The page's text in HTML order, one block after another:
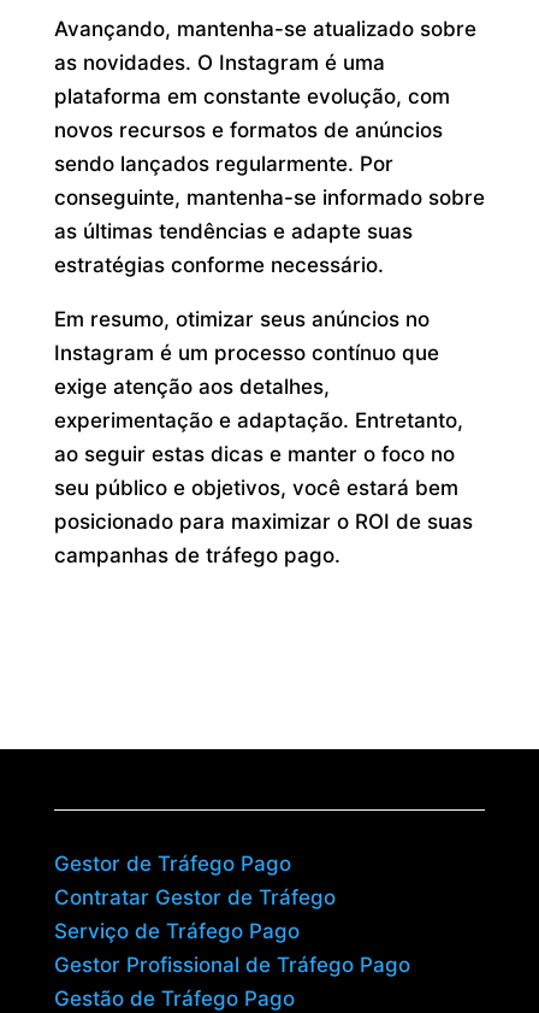
Avançando, mantenha-se atualizado sobre
as novidades. O Instagram é uma
plataforma em constante evolução, com
novos recursos e formatos de anúncios
sendo lançados regularmente. Por
conseguinte, mantenha-se informado sobre
as últimas tendências e adapte suas
estratégias conforme necessário.
Em resumo, otimizar seus anúncios no
Instagram é um processo contínuo que
exige atenção aos detalhes,
experimentação e adaptação. Entretanto,
ao seguir estas dicas e manter o foco no
seu público e objetivos, você estará bem
posicionado para maximizar o ROI de suas
campanhas de tráfego pago.
Gestor de Tráfego Pago
Contratar Gestor de Tráfego
Serviço de Tráfego Pago
Gestor Profissional de Tráfego Pago
Gestão de Tráfego Pago